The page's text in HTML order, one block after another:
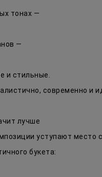
тонах —
—
и стильные.
современно и
лучше
уступают
букета: